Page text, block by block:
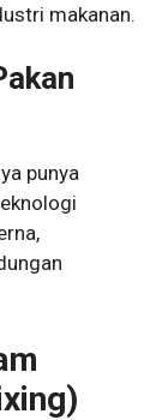
makanan.
punya